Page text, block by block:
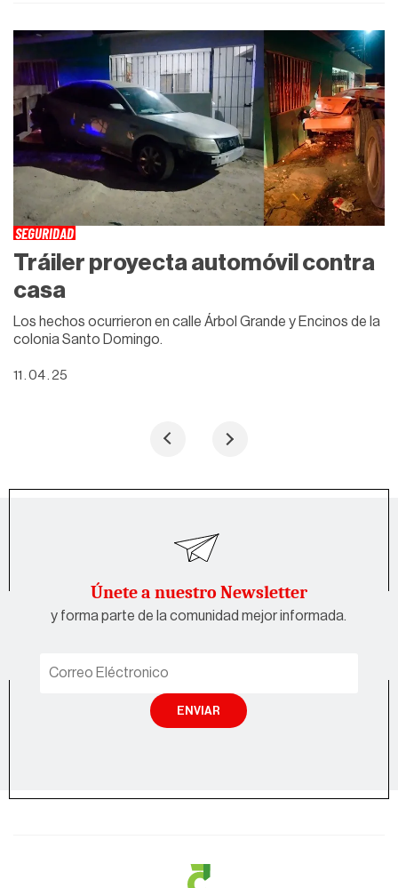
SEGURIDAD
Tráiler proyecta automóvil contra
casa
Los hechos ocurrieron en calle Árbol Grande y Encinos de la
colonia Santo Domingo.
11 . 04 . 25
Únete a nuestro Newsletter
y forma parte de la comunidad mejor informada.
ENVIAR